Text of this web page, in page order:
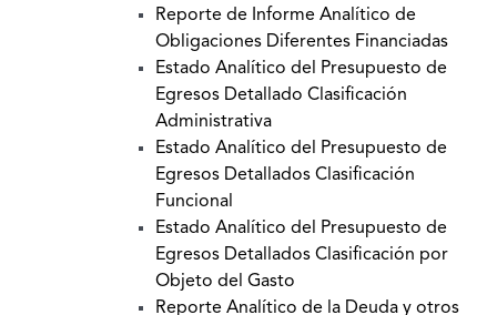
Reporte de Informe Analítico de
Obligaciones Diferentes Financiadas
Estado Analítico del Presupuesto de
Egresos Detallado Clasificación
Administrativa
Estado Analítico del Presupuesto de
Egresos Detallados Clasificación
Funcional
Estado Analítico del Presupuesto de
Egresos Detallados Clasificación por
Objeto del Gasto
Reporte Analítico de la Deuda y otros